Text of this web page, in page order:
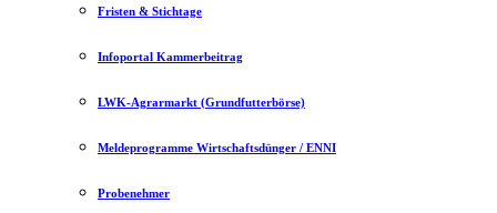
Fristen & Stichtage
Infoportal Kammerbeitrag
LWK-Agrarmarkt (Grundfutterbörse)
Meldeprogramme Wirtschaftsdünger / ENNI
Probenehmer